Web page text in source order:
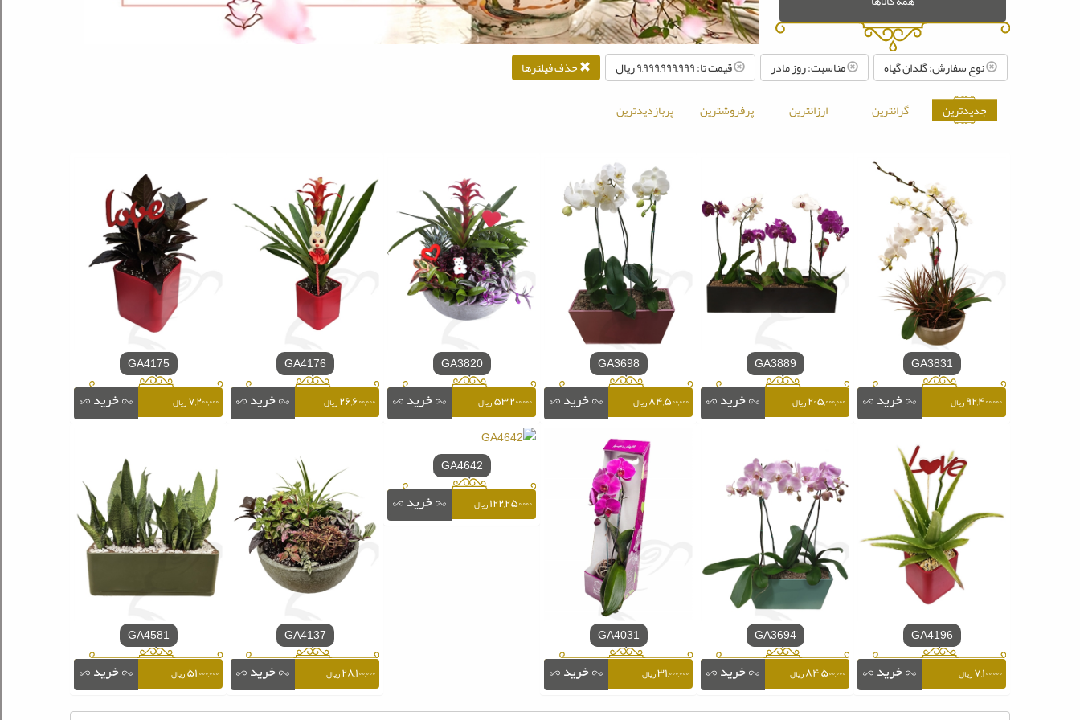
نوع سفارش: گلدان گیاه مناسبت: روز مادر قیمت تا: ۹,۹۹۹,۹۹۹,۹۹۹ ريال
حذف فیلترها
جدیدترین
گرانترین ارزانترین پرفروشترین پربازدیدترین
GA3831
۹۲,۴۰۰,۰۰۰ریال
GA3889
۲۰۵,۰۰۰,۰۰۰ریال
GA3698
۸۴,۵۰۰,۰۰۰ریال
GA3820
۵۳,۲۰۰,۰۰۰ریال
GA4176
۲۶,۶۰۰,۰۰۰ریال
GA4175
۷,۲۰۰,۰۰۰ریال
GA4196
۷,۱۰۰,۰۰۰ریال
GA3694
۸۴,۵۰۰,۰۰۰ریال
GA4031
۳۱,۰۰۰,۰۰۰ریال
GA4642
۱۲۲,۲۵۰,۰۰۰ریال
GA4137
۲۸,۱۰۰,۰۰۰ریال
GA4581
۵۱,۰۰۰,۰۰۰ریال